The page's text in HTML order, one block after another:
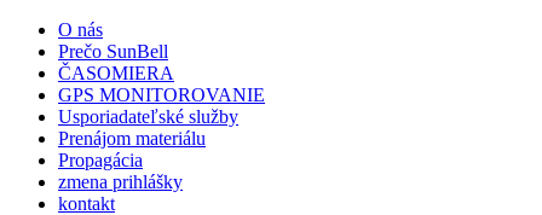
O nás
Prečo SunBell
ČASOMIERA
GPS MONITOROVANIE
Usporiadateľské služby
Prenájom materiálu
Propagácia
zmena prihlášky
kontakt